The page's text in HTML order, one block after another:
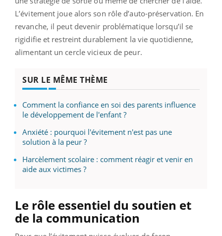
L’évitement joue alors son rôle d’auto-préservation. En
revanche, il peut devenir problématique lorsqu’il se
rigidifie et restreint durablement la vie quotidienne,
alimentant un cercle vicieux de peur.
SUR LE MÊME THÈME
Comment la confiance en soi des parents influence
le développement de l'enfant ?
Anxiété : pourquoi l'évitement n'est pas une
solution à la peur ?
Harcèlement scolaire : comment réagir et venir en
aide aux victimes ?
Le rôle essentiel du soutien et
de la communication